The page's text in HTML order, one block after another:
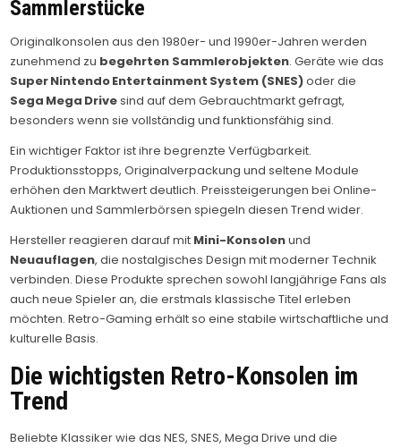
Sammlerstücke
Originalkonsolen aus den 1980er- und 1990er-Jahren werden
zunehmend zu begehrten Sammlerobjekten. Geräte wie das
Super Nintendo Entertainment System (SNES)oder die
Sega Mega Drivesind auf dem Gebrauchtmarkt gefragt,
besonders wenn sie vollständig und funktionsfähig sind.
Ein wichtiger Faktor ist ihre begrenzte Verfügbarkeit.
Produktionsstopps, Originalverpackung und seltene Module
erhöhen den Marktwert deutlich. Preissteigerungen bei Online-
Auktionen und Sammlerbörsen spiegeln diesen Trend wider.
Hersteller reagieren darauf mit Mini-Konsolenund
Neuauflagen, die nostalgisches Design mit moderner Technik
verbinden. Diese Produkte sprechen sowohl langjährige Fans als
auch neue Spieler an, die erstmals klassische Titel erleben
möchten. Retro-Gaming erhält so eine stabile wirtschaftliche und
kulturelle Basis.
Die wichtigsten Retro-Konsolen im
Trend
Beliebte Klassiker wie das NES, SNES, Mega Drive und die